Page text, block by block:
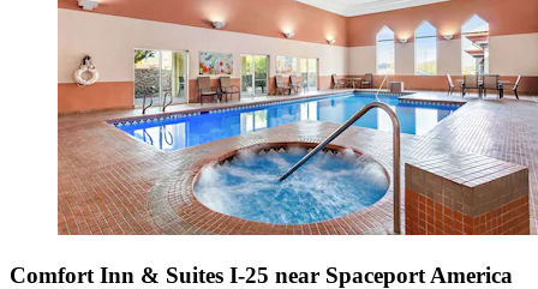
Comfort Inn & Suites I-25 near Spaceport America